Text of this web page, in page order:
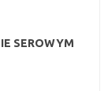
SEROWYM